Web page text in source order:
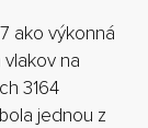
ako výkonná
na
3164
jednou z